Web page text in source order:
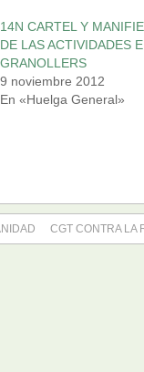
14N CARTEL Y
DE LAS ACTIVIDADES
GRANOLLERS
9 noviembre 2012
En «Huelga General»
CGT CONTRA LA